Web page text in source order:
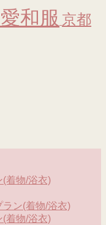
和服 京都
着物/浴衣)
ン(着物/浴衣)
着物/浴衣)